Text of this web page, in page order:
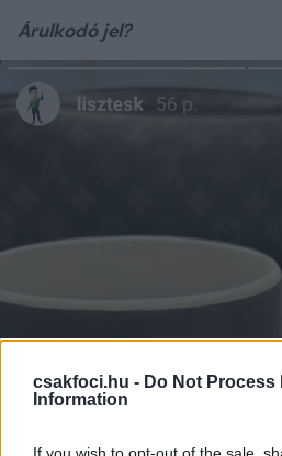
csakfoci.hu - Do Not Process
Information
If you wish to opt-out of the sale,
Árulkodó jel?